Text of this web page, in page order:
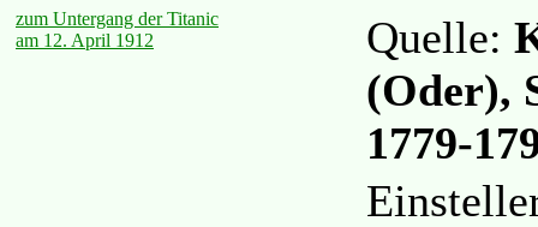
zum Untergang der Titanic
am 12. April 1912
Quelle:
(Oder),
1779-